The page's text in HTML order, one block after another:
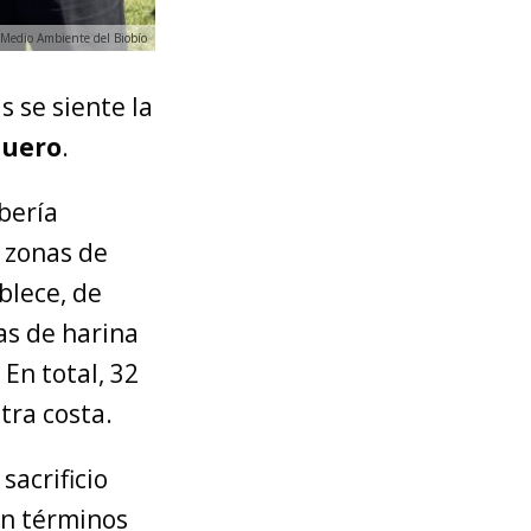
Ambiente del Biobío
se siente la
.
de
de
de harina
total, 32
costa.
términos